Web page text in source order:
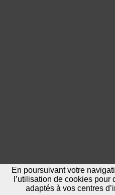
En poursuivant votre
l’utilisation de cookies
adaptés à vos centres